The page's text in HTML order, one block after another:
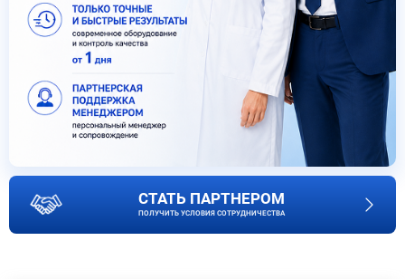
СТАТЬ ПАРТНЕРОМ
ПОЛУЧИТЬ УСЛОВИЯ СОТРУДНИЧЕСТВА